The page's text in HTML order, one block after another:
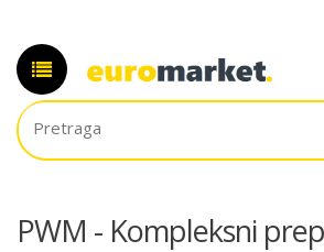
PWM - Kompleksni